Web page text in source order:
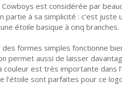
Cowboys est considérée par
partie à sa simplicité : c’est juste
étoile basique à cinq branches.
des formes simples fonctionne
permet aussi de laisser
couleur est très importante dans
l’étoile sont parfaites pour ce